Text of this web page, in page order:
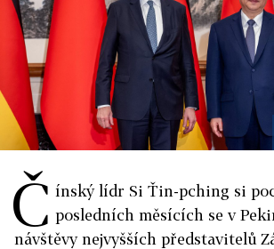
Č ínský lídr Si Ťin-pching si
posledních měsících se v
návštěvy nejvyšších představitelů